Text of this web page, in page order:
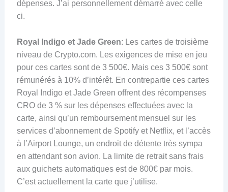
dépenses. J’ai personnellement démarré avec celle
ci.
Royal Indigo et Jade Green: Les cartes de troisième
niveau de Crypto.com. Les exigences de mise en jeu
pour ces cartes sont de 3 500€. Mais ces 3 500€ sont
rémunérés à 10% d’intérêt. En contrepartie ces cartes
Royal Indigo et Jade Green offrent des récompenses
CRO de 3 % sur les dépenses effectuées avec la
carte, ainsi qu’un remboursement mensuel sur les
services d’abonnement de Spotify et Netflix, et l’accès
à l’Airport Lounge, un endroit de détente très sympa
en attendant son avion. La limite de retrait sans frais
aux guichets automatiques est de 800€ par mois.
C’est actuellement la carte que j’utilise.